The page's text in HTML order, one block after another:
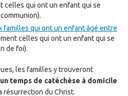
celles qui ont un enfant qui se
familles qui ont un enfant âgé entre
celles qui ont un enfant qui se
de foi).
les familles y trouveront
temps de catéchèse à domicile
du Christ.